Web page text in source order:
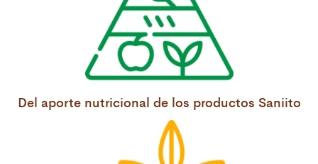
Del aporte nutricional de los productos Saniito